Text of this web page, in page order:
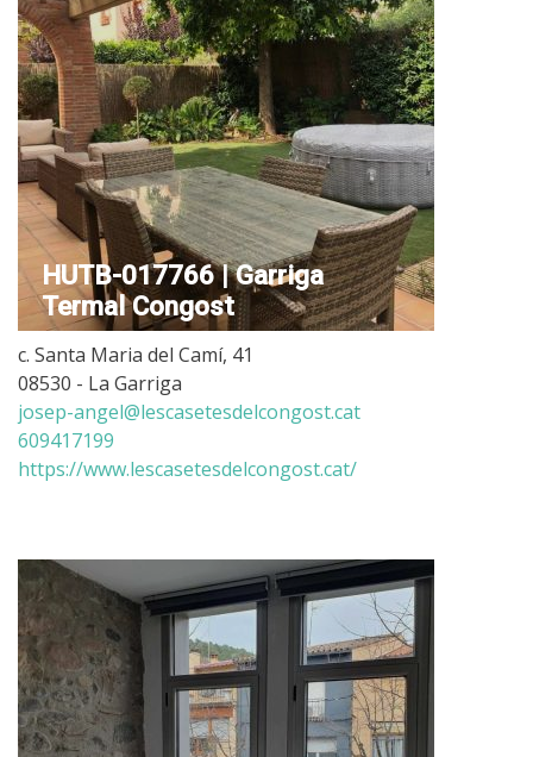
HUTB-017766 | Garriga
Termal Congost
c. Santa Maria del Camí, 41
08530 - La Garriga
josep-angel@lescasetesdelcongost.cat
609417199
https://www.lescasetesdelcongost.cat/